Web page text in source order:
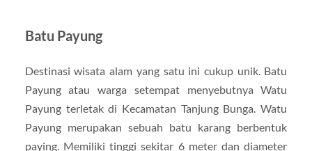
Batu Payung
Destinasi wisata alam yang satu ini cukup unik. Batu
Payung atau warga setempat menyebutnya Watu
Payung terletak di Kecamatan Tanjung Bunga. Watu
Payung merupakan sebuah batu karang berbentuk
paying. Memiliki tinggi sekitar 6 meter dan diameter